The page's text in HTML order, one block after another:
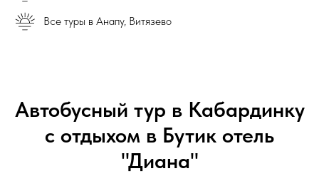
Все туры в Анапу, Витязево
Автобусный тур в Кабардинку
с отдыхом в Бутик отель
"Диана"